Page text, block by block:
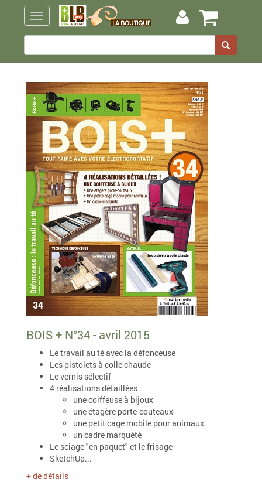
BOIS + N°34 - avril 2015
Le travail au té avec la défonceuse
Les pistolets à colle chaude
Le vernis sélectif
4 réalisations détaillées :
une coiffeuse à bijoux
une étagère porte-couteaux
une petit cage mobile pour animaux
un cadre marquété
Le sciage "en paquet" et le frisage
SketchUp...
+ de détails